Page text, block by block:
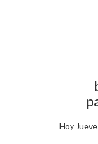
Hoy